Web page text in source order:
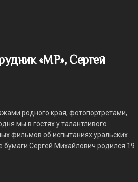
«МР», Сергей
родного края, фотопортретами,
мы в гостях у талантливого
фильмов об испытаниях уральских
бумаги Сергей Михайлович родился 19